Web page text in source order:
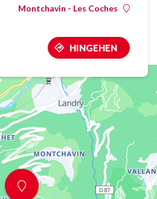
Montchavin - Les Coches
HINGEHEN